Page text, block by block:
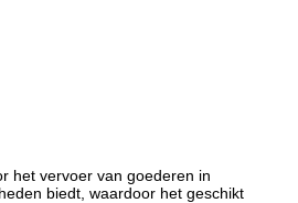
het vervoer van goederen in
biedt, waardoor het geschikt